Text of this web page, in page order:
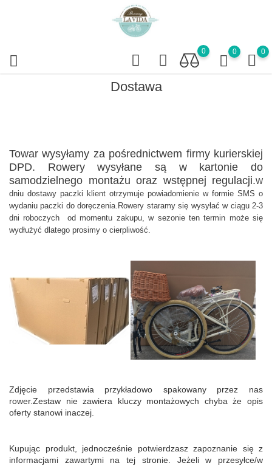
0
0
0
Dostawa
Towar wysyłamy za pośrednictwem firmy kurierskiej
DPD. Rowery wysyłane są w kartonie do
samodzielnego montażu oraz wstępnej regulacji.W
dniu dostawy paczki klient otrzymuje powiadomienie w formie SMS o
wydaniu paczki do doręczenia.Rowery staramy się wysyłać w ciągu 2-3
dni roboczych od momentu zakupu, w sezonie ten termin może się
wydłużyć dlatego prosimy o cierpliwość.
Zdjęcie przedstawia przykładowo spakowany przez nas
rower.Zestaw nie zawiera kluczy montażowych chyba że opis
oferty stanowi inaczej.
Kupując produkt, jednocześnie potwierdzasz zapoznanie się z
informacjami zawartymi na tej stronie. Jeżeli w przesyłce/w